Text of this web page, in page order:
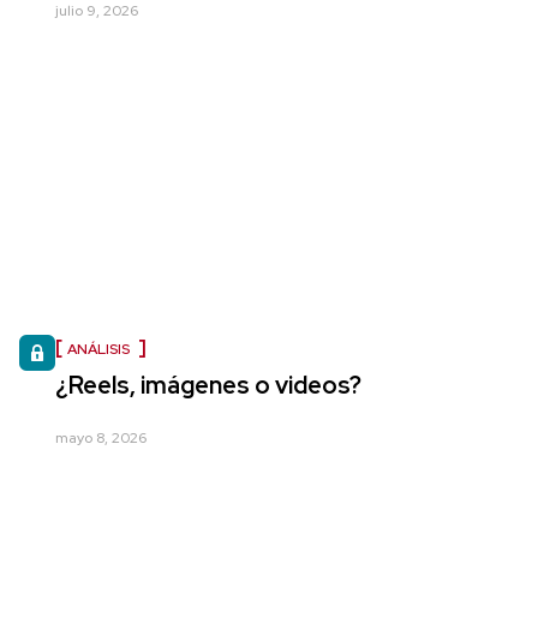
julio 9, 2026
ANÁLISIS
¿Reels, imágenes o videos?
mayo 8, 2026